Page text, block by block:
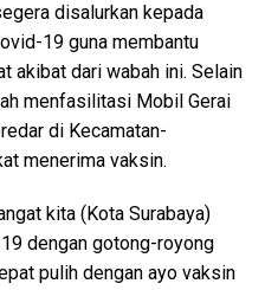
disalurkan kepada
19 guna membantu
akibat dari wabah ini. Selain
menfasilitasi Mobil Gerai
di Kecamatan-
menerima vaksin.
kita (Kota Surabaya)
dengan gotong-royong
pulih dengan ayo vaksin